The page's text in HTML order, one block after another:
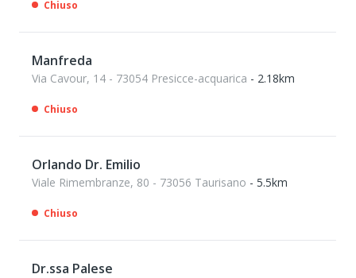
Chiuso
Manfreda
Via Cavour, 14 - 73054 Presicce-acquarica - 2.18km
Chiuso
Orlando Dr. Emilio
Viale Rimembranze, 80 - 73056 Taurisano - 5.5km
Chiuso
Dr.ssa Palese